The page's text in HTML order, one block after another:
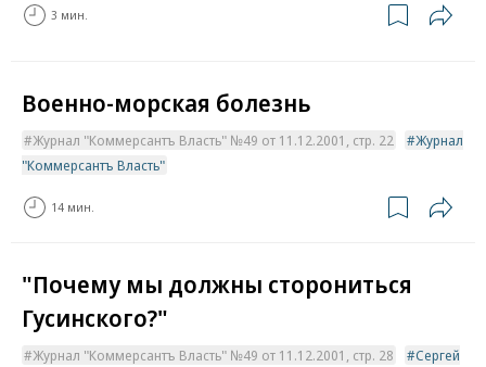
3 мин.
Военно-морская болезнь
Журнал "Коммерсантъ Власть" №49 от 11.12.2001, стр. 22
Журнал
"Коммерсантъ Власть"
14 мин.
"Почему мы должны сторониться
Гусинского?"
Журнал "Коммерсантъ Власть" №49 от 11.12.2001, стр. 28
Сергей